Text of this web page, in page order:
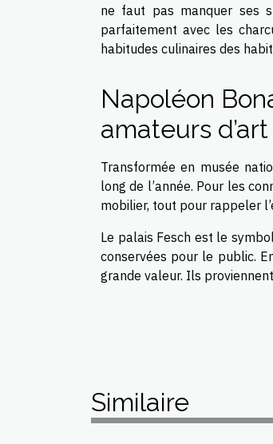
ne faut pas manquer ses
parfaitement avec les
habitudes culinaires des
Napoléon
amateurs
Transformée en musée
long de l’année. Pour les
mobilier, tout pour rappeler
Le palais Fesch est le
conservées pour le public.
grande valeur. Ils
Similaire